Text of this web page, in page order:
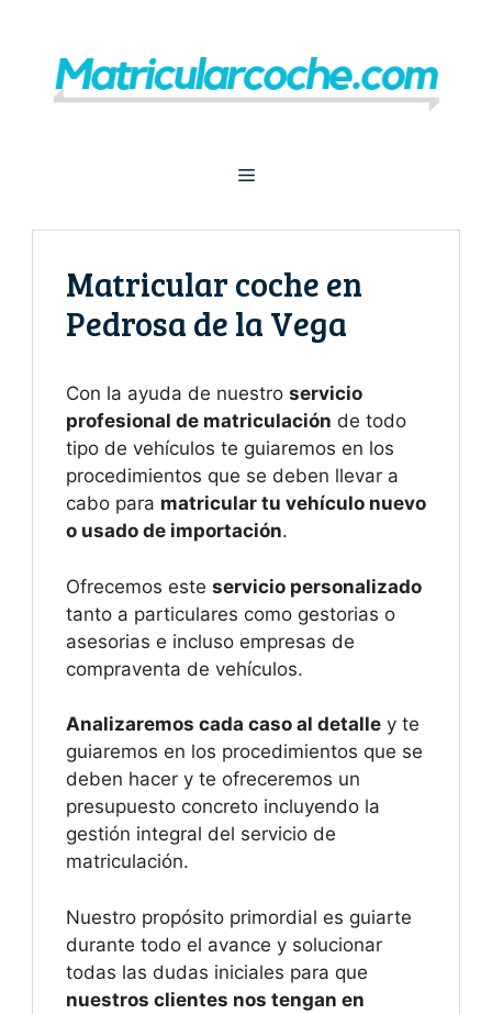
contenido
Menú
Matricular coche en
Pedrosa de la Vega
Con la ayuda de nuestro servicio
profesional de matriculación de todo
tipo de vehículos te guiaremos en los
procedimientos que se deben llevar a
cabo para matricular tu vehículo nuevo
o usado de importación.
Ofrecemos este servicio personalizado
tanto a particulares como gestorias o
asesorias e incluso empresas de
compraventa de vehículos.
Analizaremos cada caso al detalle y te
guiaremos en los procedimientos que se
deben hacer y te ofreceremos un
presupuesto concreto incluyendo la
gestión integral del servicio de
matriculación.
Nuestro propósito primordial es guiarte
durante todo el avance y solucionar
todas las dudas iniciales para que
nuestros clientes nos tengan en